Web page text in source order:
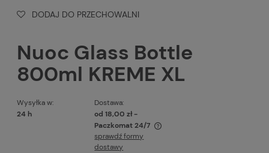
DODAJ DO PRZECHOWALNI
Nuoc Glass Bottle
800ml KREME XL
Wysyłka w:
24 h
Dostawa:
od 18,00 zł-
Paczkomat 24/7
Cena nie zawiera ewentualnych kosztów płatności
sprawdź formy
dostawy